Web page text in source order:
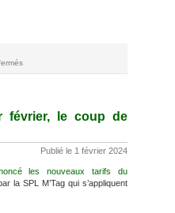
février, le coup de
Publié le 1 février 2024
les nouveaux tarifs du
la SPL M’Tag qui s’appliquent